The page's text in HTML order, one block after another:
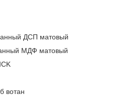
ДСП матовый
МДФ матовый
вотан